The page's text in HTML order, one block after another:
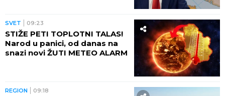
SVET 09:23
STIŽE PETI TOPLOTNI TALAS!
Narod u panici, od danas na
snazi novi ŽUTI METEO ALARM
REGION 09:18